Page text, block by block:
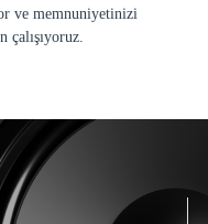
ve memnuniyetinizi
çalışıyoruz.